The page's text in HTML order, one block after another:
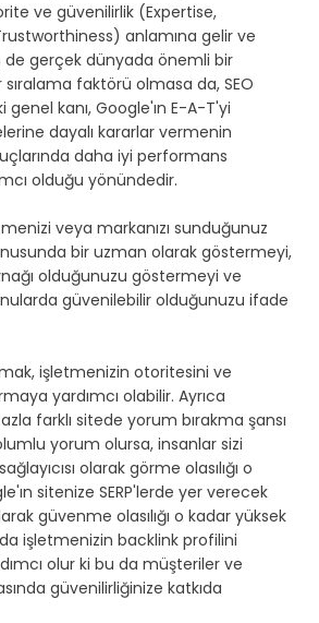
ve güvenilirlik (Expertise,
anlamına gelir ve
gerçek dünyada önemli bir
faktörü olmasa da, SEO
genel kanı, Google'ın E-A-T'yi
dayalı kararlar vermenin
daha iyi performans
olduğu yönündedir.
veya markanızı sunduğunuz
bir uzman olarak göstermeyi,
olduğunuzu göstermeyi ve
güvenilebilir olduğunuzu ifade
işletmenizin otoritesini ve
yardımcı olabilir. Ayrıca
farklı sitede yorum bırakma şansı
yorum olursa, insanlar sizi
olarak görme olasılığı o
sitenize SERP'lerde yer verecek
güvenme olasılığı o kadar yüksek
işletmenizin backlink profilini
olur ki bu da müşteriler ve
güvenilirliğinize katkıda